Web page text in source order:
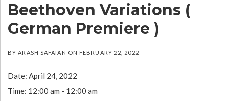
Beethoven Variations (
German Premiere )
BY ARASH SAFAIAN ON FEBRUARY 22, 2022
Date: April 24, 2022
Time: 12:00 am - 12:00 am